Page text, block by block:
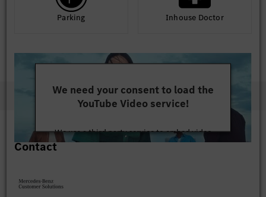
Parking Inhouse Doctor
We need your consent to load the
YouTube Video service!
We use a third party service to embed video
content that may collect data about your activity.
Contact